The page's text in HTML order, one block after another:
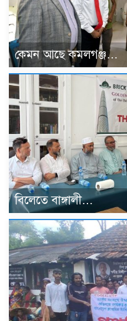
কেমন আছে কমলগঞ্জ…
বিলেতে বাঙ্গালী…